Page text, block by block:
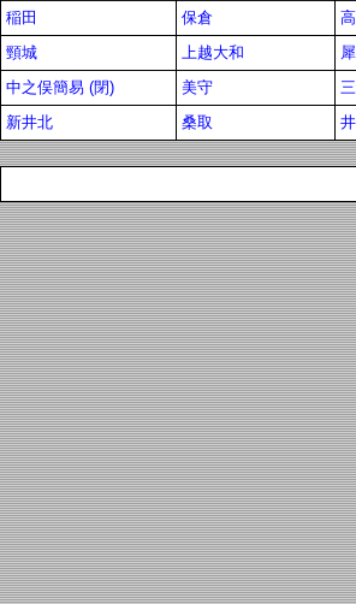
稲田
保倉
頸城
上越大和
中之俣簡易 (閉)
美守
新井北
桑取